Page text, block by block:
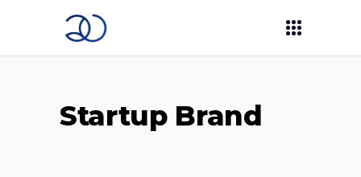
Startup Brand